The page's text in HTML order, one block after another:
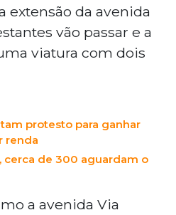
extensão da avenida
vão passar e a
viatura com dois
protesto para ganhar
renda
cerca de 300 aguardam o
a avenida Via